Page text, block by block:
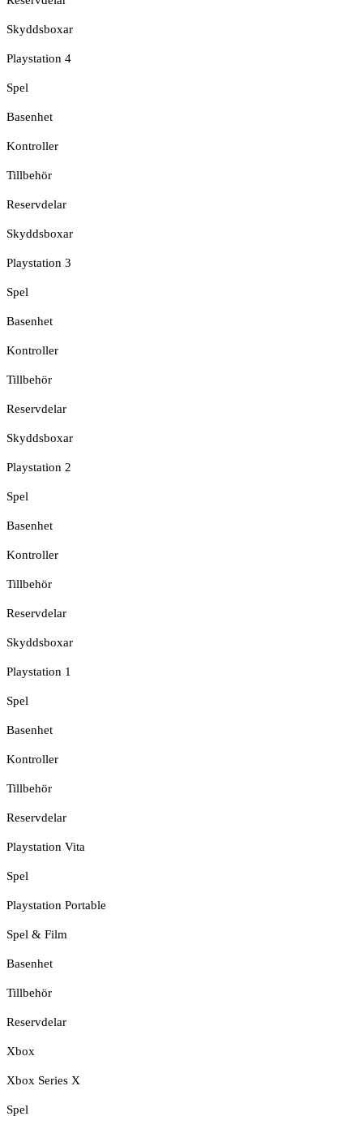
Skyddsboxar
Playstation 4
Spel
Basenhet
Kontroller
Tillbehör
Reservdelar
Skyddsboxar
Playstation 3
Spel
Basenhet
Kontroller
Tillbehör
Reservdelar
Skyddsboxar
Playstation 2
Spel
Basenhet
Kontroller
Tillbehör
Reservdelar
Skyddsboxar
Playstation 1
Spel
Basenhet
Kontroller
Tillbehör
Reservdelar
Playstation Vita
Spel
Playstation Portable
Spel & Film
Basenhet
Tillbehör
Reservdelar
Xbox
Xbox Series X
Spel